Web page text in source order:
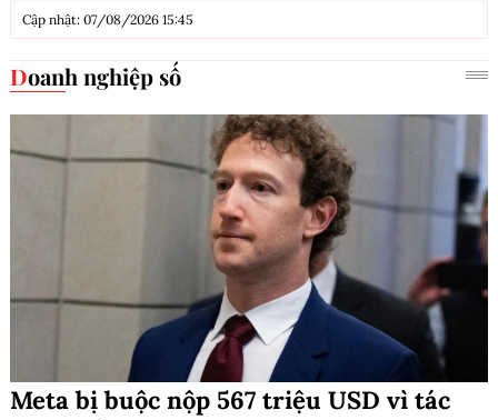
Cập nhật: 07/08/2026 15:45
Doanh nghiệp số
Meta bị buộc nộp 567 triệu USD vì tác